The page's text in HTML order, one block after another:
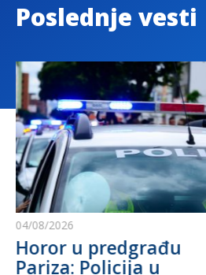
Poslednje vesti
04/08/2026
Horor u predgrađu
Pariza: Policija u